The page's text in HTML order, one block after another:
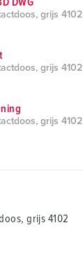
DWG
grijs 4102
grijs 4102
grijs 4102
grijs 4102